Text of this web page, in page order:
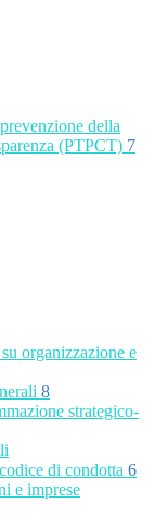
della
(PTPCT) 7
organizzazione e
8
strategico-
di condotta 6
e imprese